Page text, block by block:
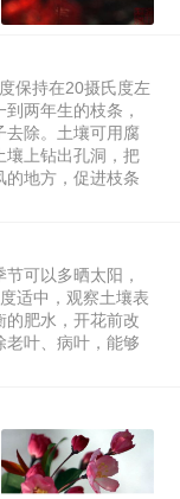
保持在20摄氏度左
两年生的枝条，
去除。土壤可用腐
壤上钻出孔洞，把
的地方，促进枝条
可以多晒太阳，
适中，观察土壤表
的肥水，开花前改
老叶、病叶，能够